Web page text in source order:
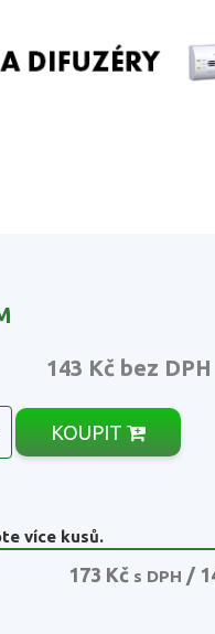
143 Kč bez DPH
KOUPIT
více kusů.
173 Kčs DPH /